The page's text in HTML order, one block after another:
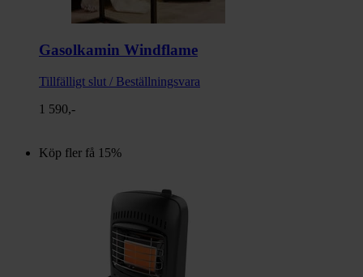
Gasolkamin Windflame
Tillfälligt slut / Beställningsvara
1 590,-
Köp fler få 15%